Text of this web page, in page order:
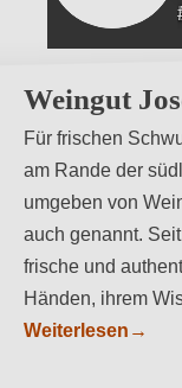
Weingut
Für frischen
am Rande der
umgeben von
auch genannt.
frische und
Händen, ihrem
Weiterlesen →